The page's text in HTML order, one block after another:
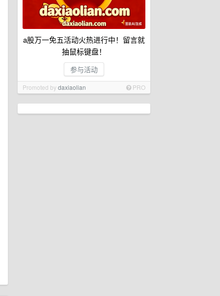
a股万一免五活动火热进行中！留言就
抽鼠标键盘！
参与活动
Promoted bydaxiaolian PRO